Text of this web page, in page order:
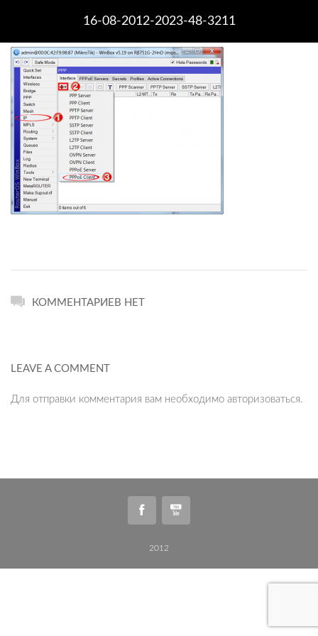
16-08-2012-2023-48-3211
КОММЕНТАРИЕВ НЕТ
LEAVE A COMMENT
Для отправки комментария вам необходимо авторизоваться.
2012